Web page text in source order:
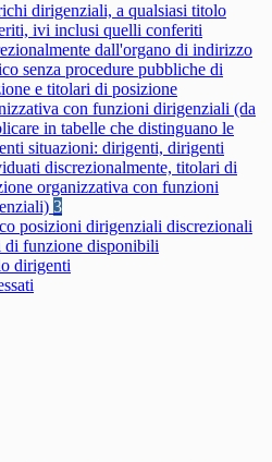
dirigenziali, a qualsiasi titolo
ivi inclusi quelli conferiti
dall'organo di indirizzo
senza procedure pubbliche di
e titolari di posizione
con funzioni dirigenziali (da
in tabelle che distinguano le
situazioni: dirigenti, dirigenti
discrezionalmente, titolari di
organizzativa con funzioni
3
posizioni dirigenziali discrezionali
di funzione disponibili
dirigenti